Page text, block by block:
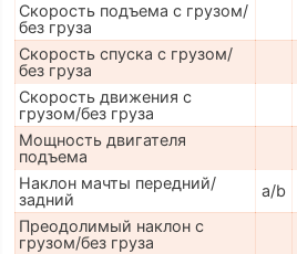
Скорость подъема с грузом/
без груза
Скорость спуска с грузом/
без груза
Скорость движения с
грузом/без груза
Мощность двигателя
подъема
Наклон мачты передний/
задний
a/b
Преодолимый наклон с
грузом/без груза